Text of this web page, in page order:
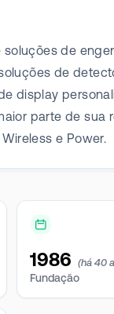
de
de
display
parte de
e Power.
1986 (há 40
Fundação